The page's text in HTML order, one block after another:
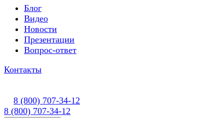
Блог
Видео
Новости
Презентации
Вопрос-ответ
Контакты
8 (800) 707-34-12
8 (800) 707-34-12